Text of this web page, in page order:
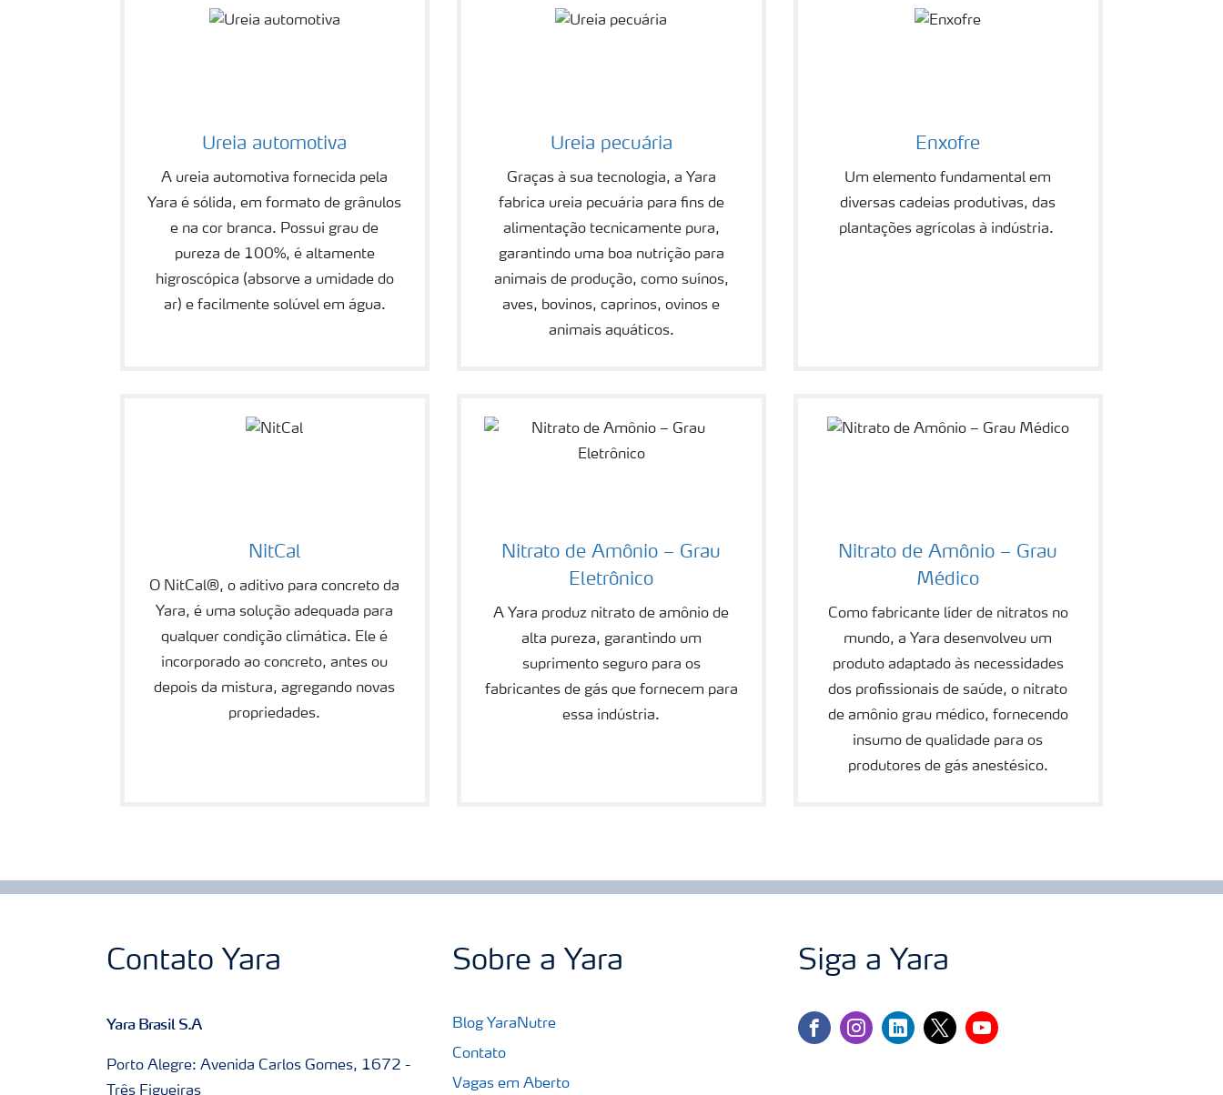
Ureia automotiva
A ureia automotiva fornecida pela
Yara é sólida, em formato de grânulos
e na cor branca. Possui grau de
pureza de 100%, é altamente
higroscópica (absorve a umidade do
ar) e facilmente solúvel em água.
Ureia pecuária
Graças à sua tecnologia, a Yara
fabrica ureia pecuária para fins de
alimentação tecnicamente pura,
garantindo uma boa nutrição para
animais de produção, como suínos,
aves, bovinos, caprinos, ovinos e
animais aquáticos.
Enxofre
Um elemento fundamental em
diversas cadeias produtivas, das
plantações agrícolas à indústria.
NitCal
O NitCal®, o aditivo para concreto da
Yara, é uma solução adequada para
qualquer condição climática. Ele é
incorporado ao concreto, antes ou
depois da mistura, agregando novas
propriedades.
Nitrato de Amônio – Grau
Eletrônico
A Yara produz nitrato de amônio de
alta pureza, garantindo um
suprimento seguro para os
fabricantes de gás que fornecem para
essa indústria.
Nitrato de Amônio – Grau
Médico
Como fabricante líder de nitratos no
mundo, a Yara desenvolveu um
produto adaptado às necessidades
dos profissionais de saúde, o nitrato
de amônio grau médico, fornecendo
insumo de qualidade para os
produtores de gás anestésico.
Contato Yara
Yara Brasil S.A
Porto Alegre: Avenida Carlos Gomes, 1672 -
Três Figueiras
Sobre a Yara
Blog YaraNutre
Contato
Vagas em Aberto
Siga a Yara
facebookinstagramlinkedintwitteryoutube